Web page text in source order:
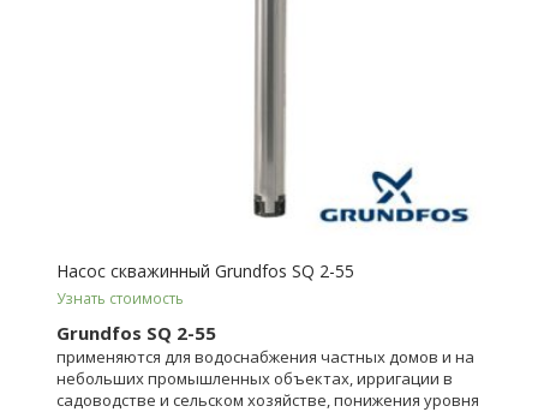
Насос скважинный Grundfos SQ 2-55
Узнать стоимость
Grundfos SQ 2-55
применяются для водоснабжения частных домов и на
небольших промышленных объектах, ирригации в
садоводстве и сельском хозяйстве, понижения уровня